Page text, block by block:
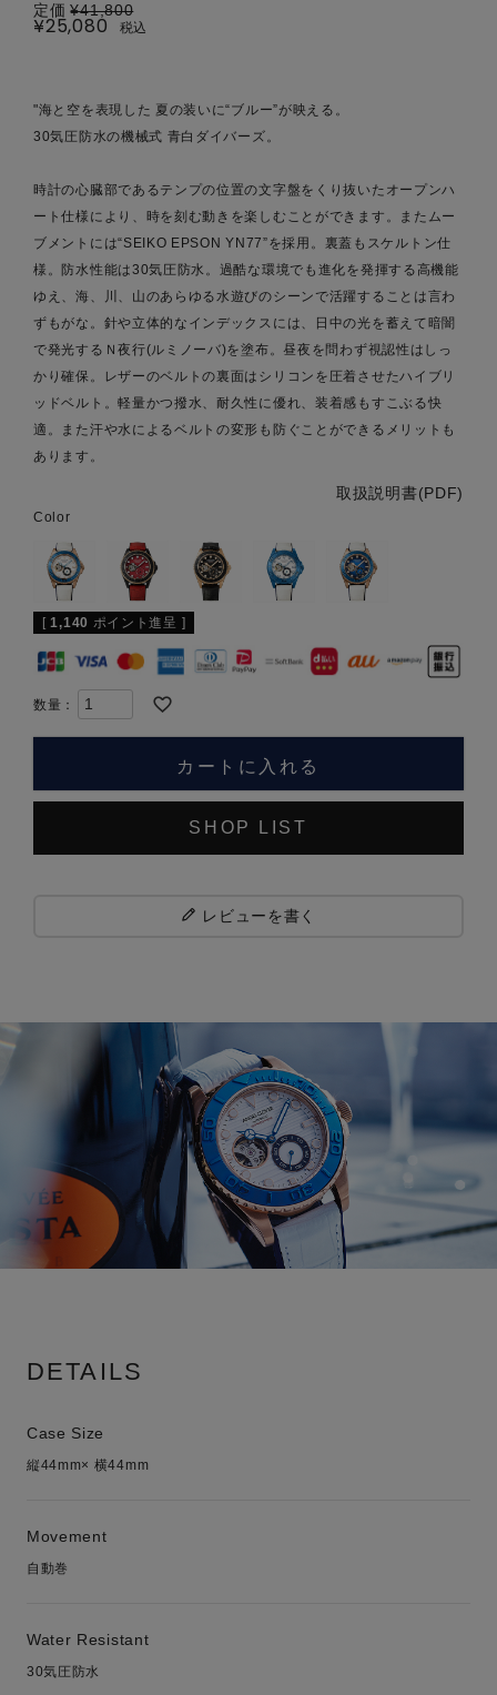
定価 ¥41,800
¥25,080 税込
"海と空を表現した 夏の装いに“ブルー”が映える。
30気圧防水の機械式 青白ダイバーズ。
時計の心臓部であるテンプの位置の文字盤をくり抜いたオープンハ
ート仕様により、時を刻む動きを楽しむことができます。またムー
ブメントには“SEIKO EPSON YN77”を採用。裏蓋もスケルトン仕
様。防水性能は30気圧防水。過酷な環境でも進化を発揮する高機能
ゆえ、海、川、山のあらゆる水遊びのシーンで活躍することは言わ
ずもがな。針や立体的なインデックスには、日中の光を蓄えて暗闇
で発光するＮ夜行(ルミノーバ)を塗布。昼夜を問わず視認性はしっ
かり確保。レザーのベルトの裏面はシリコンを圧着させたハイブリ
ッドベルト。軽量かつ撥水、耐久性に優れ、装着感もすこぶる快
適。また汗や水によるベルトの変形も防ぐことができるメリットも
あります。
取扱説明書(PDF)
Color
[ 1,140 ポイント進呈 ]
カートに入れる
SHOP LIST
レビューを書く
DETAILS
Case Size
縦44mm× 横44mm
Movement
自動巻
Water Resistant
30気圧防水